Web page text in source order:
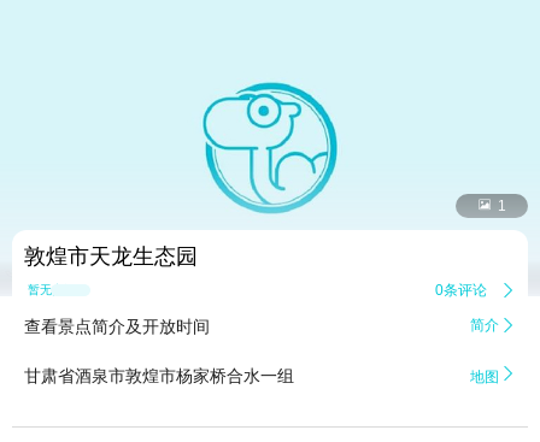
 1
敦煌市天龙生态园
暂无点评 0条评论 
查看景点简介及开放时间 简介 
甘肃省酒泉市敦煌市杨家桥合水一组 地图 